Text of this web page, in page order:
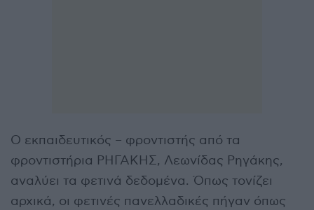
Ο εκπαιδευτικός – φροντιστής από τα
φροντιστήρια ΡΗΓΑΚΗΣ, Λεωνίδας Ρηγάκης,
αναλύει τα φετινά δεδομένα. Όπως τονίζει
αρχικά, οι φετινές πανελλαδικές πήγαν όπως